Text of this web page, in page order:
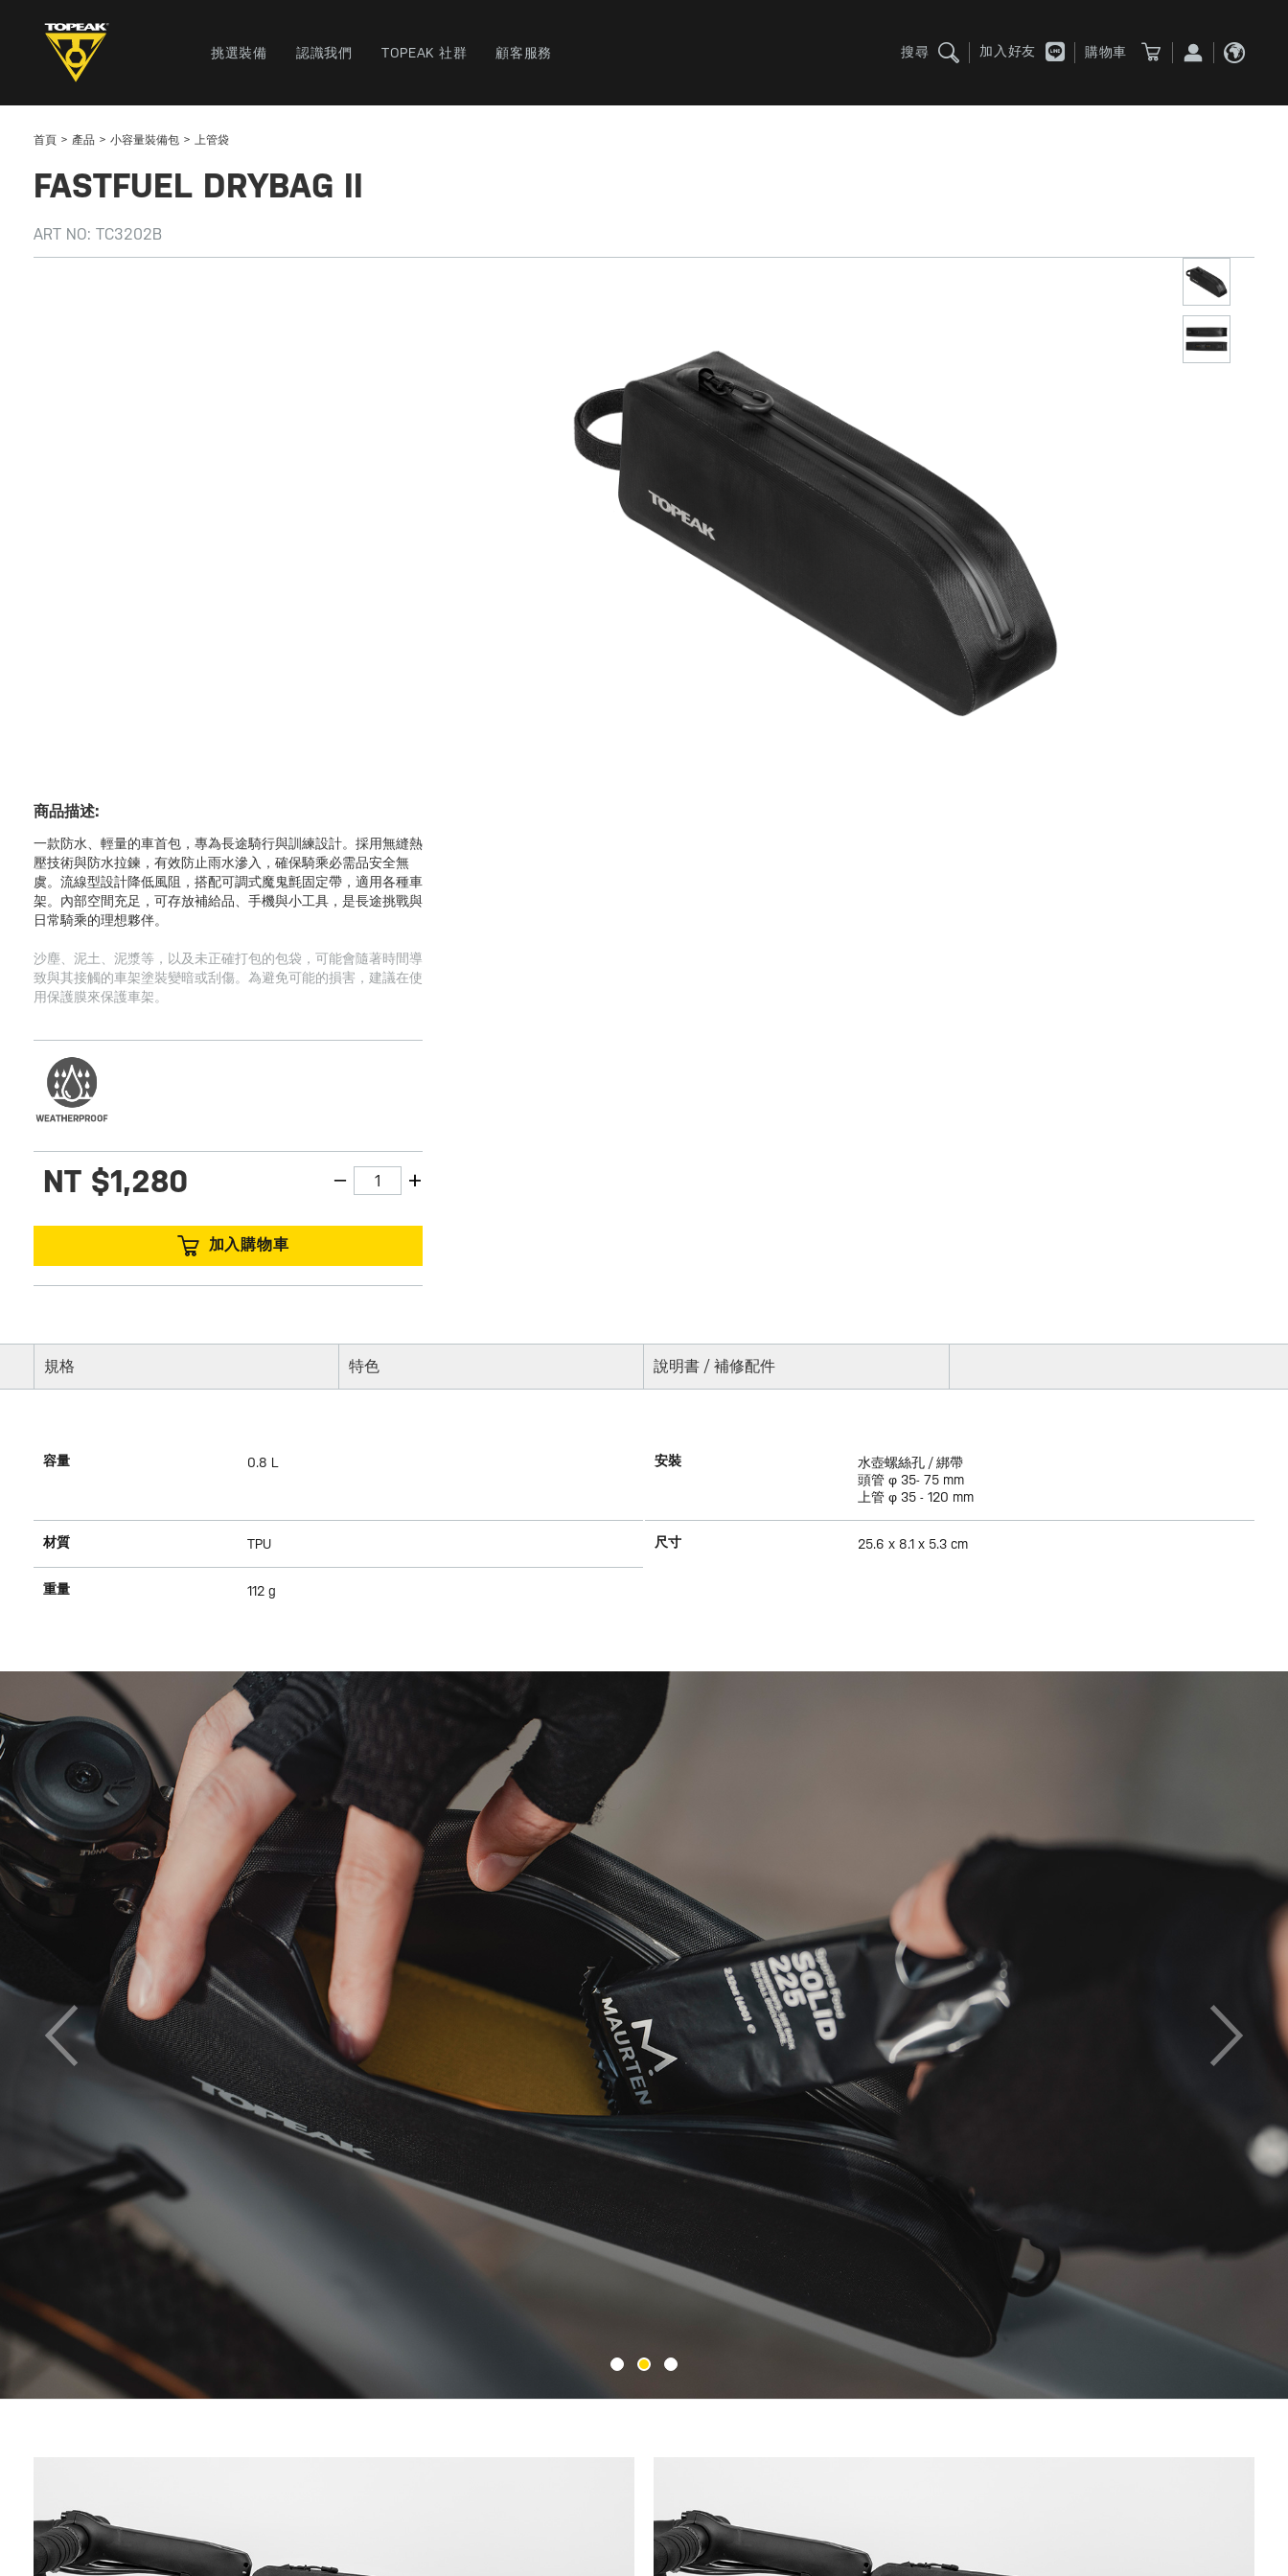
挑選裝備 認識我們 TOPEAK 社群 顧客服務 搜尋 加入好友 購物車
首頁 產品 小容量裝備包 上管袋
FASTFUEL DRYBAG II
ART NO: TC3202B
商品描述:
一款防水、輕量的車首包，專為長途騎行與訓練設計。採用無縫熱
壓技術與防水拉鍊，有效防止雨水滲入，確保騎乘必需品安全無
虞。流線型設計降低風阻，搭配可調式魔鬼氈固定帶，適用各種車
架。內部空間充足，可存放補給品、手機與小工具，是長途挑戰與
日常騎乘的理想夥伴。
沙塵、泥土、泥漿等，以及未正確打包的包袋，可能會隨著時間導
致與其接觸的車架塗裝變暗或刮傷。為避免可能的損害，建議在使
用保護膜來保護車架。
NT $1,280
加入購物車
規格 特色 說明書 / 補修配件
容量 0.8 L 安裝
水壺螺絲孔 / 綁帶
頭管 φ 35- 75 mm
上管 φ 35 - 120 mm
材質 TPU 尺寸 25.6 x 8.1 x 5.3 cm
重量 112 g